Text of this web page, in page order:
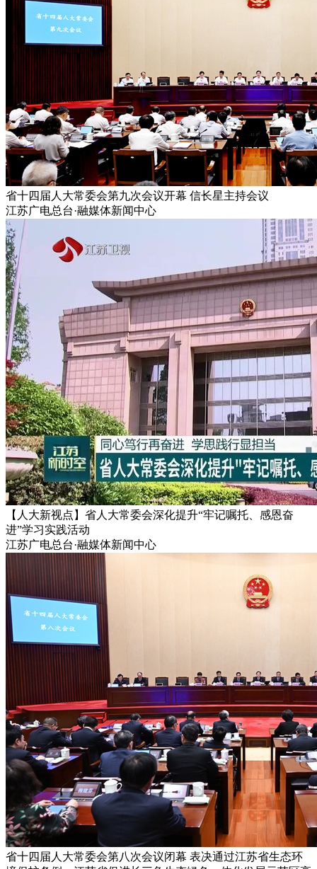
省十四届人大常委会第九次会议开幕 信长星主持会议
江苏广电总台·融媒体新闻中心
【人大新视点】省人大常委会深化提升“牢记嘱托、感恩奋
进”学习实践活动
江苏广电总台·融媒体新闻中心
省十四届人大常委会第八次会议闭幕 表决通过江苏省生态环